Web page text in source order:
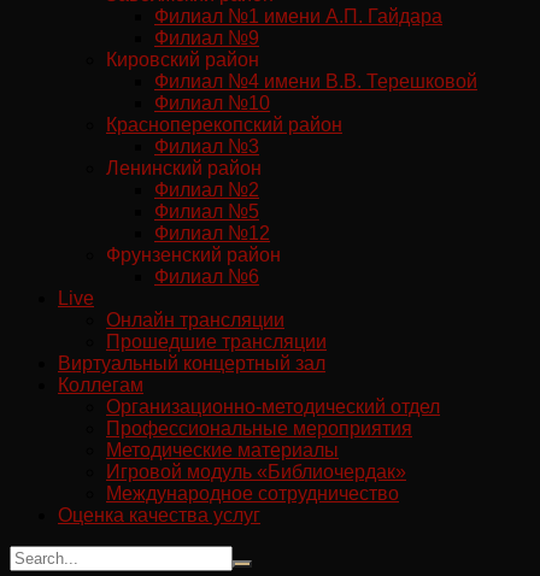
Филиал №1 имени А.П. Гайдара
Филиал №9
Кировский район
Филиал №4 имени В.В. Терешковой
Филиал №10
Красноперекопский район
Филиал №3
Ленинский район
Филиал №2
Филиал №5
Филиал №12
Фрунзенский район
Филиал №6
Live
Онлайн трансляции
Прошедшие трансляции
Виртуальный концертный зал
Коллегам
Организационно-методический отдел
Профессиональные мероприятия
Методические материалы
Игровой модуль «Библиочердак»
Международное сотрудничество
Оценка качества услуг